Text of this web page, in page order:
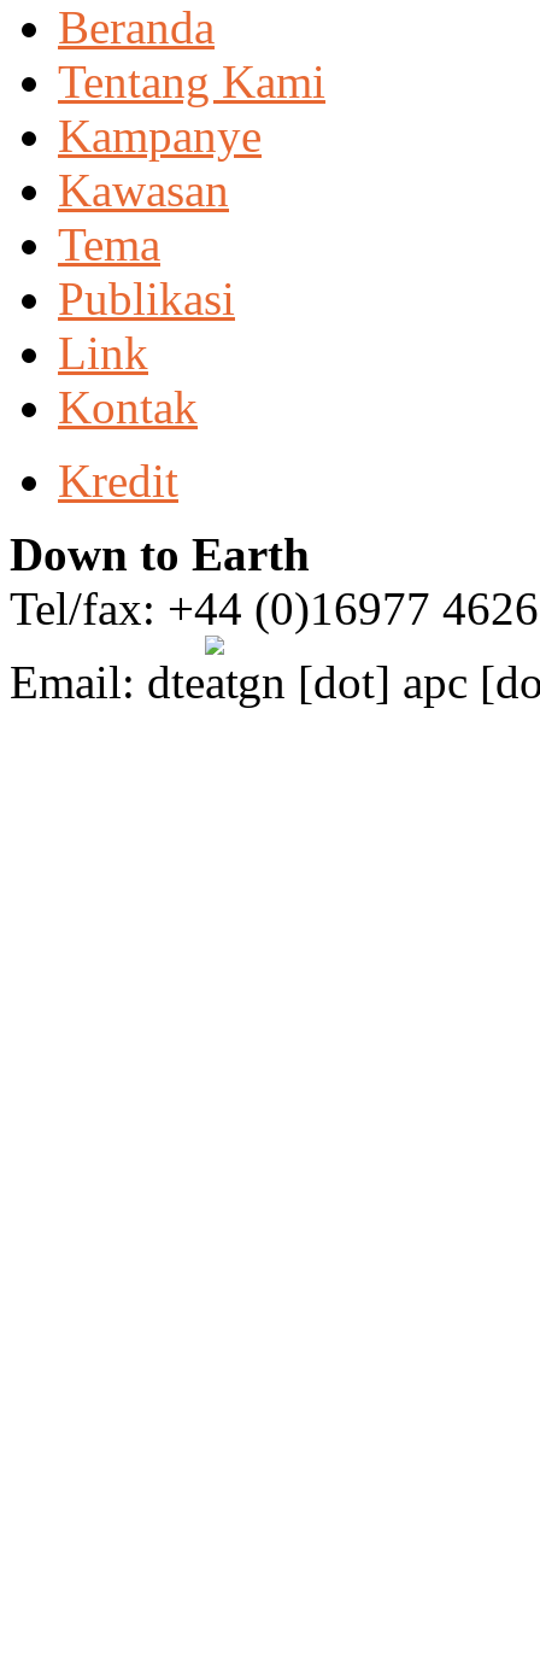
Beranda
Tentang Kami
Kampanye
Kawasan
Tema
Publikasi
Link
Kontak
Kredit
Down to Earth
Tel/fax: +44 (0)16977
Email: dte gn [dot] apc